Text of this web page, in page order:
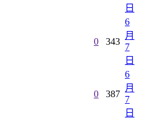
日
0 343
6
月
7
日
0 387
6
月
7
日